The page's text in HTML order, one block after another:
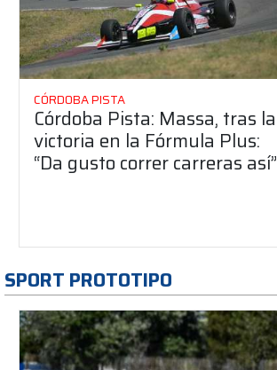
CÓRDOBA PISTA
Córdoba Pista: Massa, tras la
victoria en la Fórmula Plus:
“Da gusto correr carreras así”
SPORT PROTOTIPO